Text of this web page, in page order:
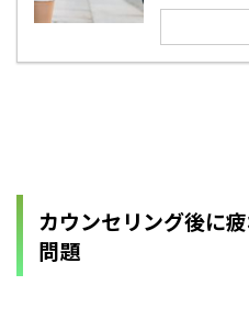
カウンセリング後に
問題